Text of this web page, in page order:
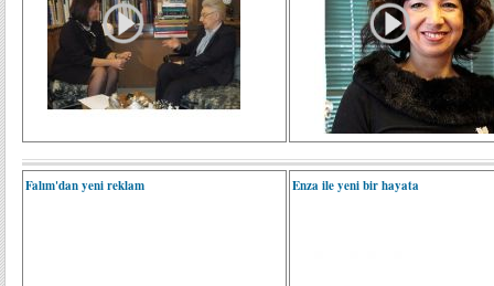
Falım'dan yeni reklam Enza ile yeni bir hayata